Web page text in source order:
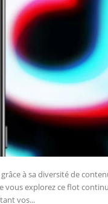
à sa diversité de
vous explorez ce flot
vos...